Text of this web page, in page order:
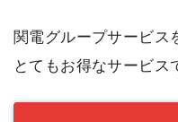
関電グループサービス
とてもお得なサービス